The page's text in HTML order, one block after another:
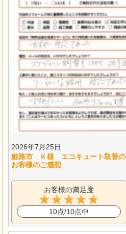
2026年7月25日
姫路市 Ｋ様 エコキュート取替の
お客様のご感想
お客様の満足度
10点/10点中